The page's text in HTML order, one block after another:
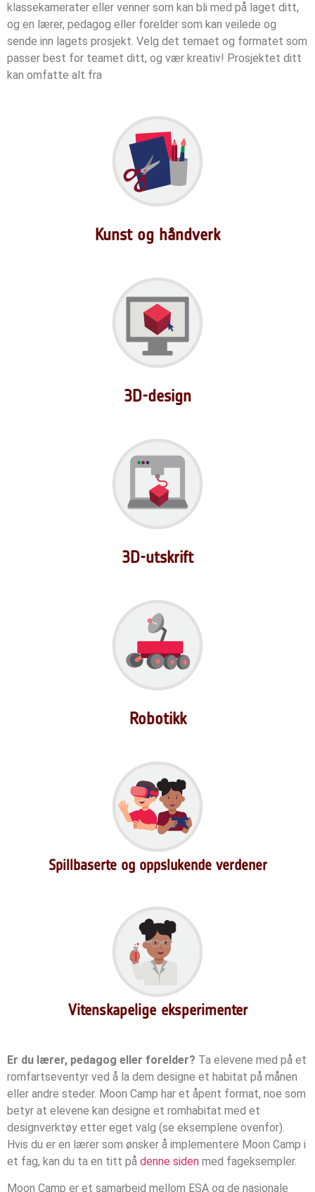
klassekamerater eller venner som kan bli med på laget ditt,
og en lærer, pedagog eller forelder som kan veilede og
sende inn lagets prosjekt. Velg det temaet og formatet som
passer best for teamet ditt, og vær kreativ! Prosjektet ditt
kan omfatte alt fra
Kunst og håndverk
3D-design
3D-utskrift
Robotikk
Spillbaserte og oppslukende verdener
Vitenskapelige eksperimenter
Er du lærer, pedagog eller forelder? Ta elevene med på et
romfartseventyr ved å la dem designe et habitat på månen
eller andre steder. Moon Camp har et åpent format, noe som
betyr at elevene kan designe et romhabitat med et
designverktøy etter eget valg (se eksemplene ovenfor).
Hvis du er en lærer som ønsker å implementere Moon Camp i
et fag, kan du ta en titt på denne siden med fageksempler.
Moon Camp er et samarbeid mellom ESA og de nasjonale